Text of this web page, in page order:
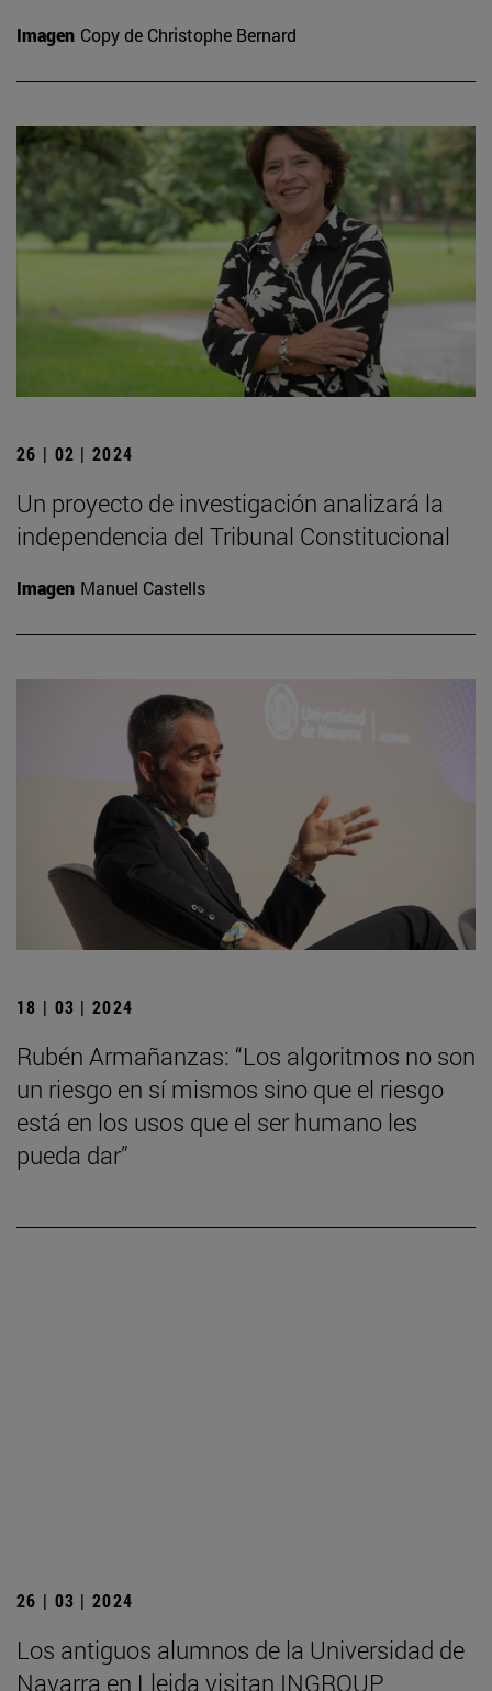
Imagen Copy de Christophe Bernard
26 | 02 | 2024
Un proyecto de investigación analizará la
independencia del Tribunal Constitucional
Imagen Manuel Castells
18 | 03 | 2024
Rubén Armañanzas: “Los algoritmos no son
un riesgo en sí mismos sino que el riesgo
está en los usos que el ser humano les
pueda dar”
26 | 03 | 2024
Los antiguos alumnos de la Universidad de
Navarra en Lleida visitan INGROUP